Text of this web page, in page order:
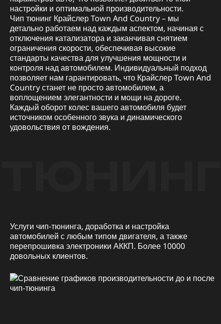
настройки и оптимальной производительности.
Чип тюнинг Крайслер Town And Country – мы
детально работаем над каждым аспектом, начиная с
отключения катализатора и заканчивая снятием
ограничения скорости, обеспечивая высокие
стандарты качества для улучшения мощности и
контроля над автомобилем. Индивидуальный подход
позволяет нам гарантировать, что Крайслер Town And
Country станет не просто автомобилем, а
воплощением элегантности и мощи на дороге.
Каждый оборот колес вашего автомобиля будет
источником особенного звука и динамического
удовольствия от вождения.
Услуги чип-тюнинга, доработка и настройка
автомобилей с любым типом двигателя, а также
перепрошивка электроники АККП. Более 10000
довольных клиентов.